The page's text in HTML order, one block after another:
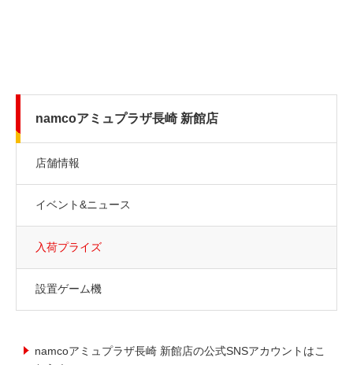
namcoアミュプラザ長崎 新館店
店舗情報
イベント&ニュース
入荷プライズ
設置ゲーム機
namcoアミュプラザ長崎 新館店の公式SNSアカウントはこ